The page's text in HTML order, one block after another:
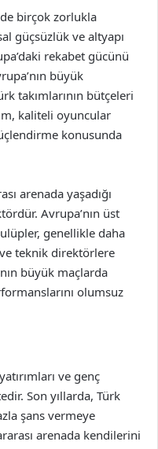
birçok zorlukla
güçsüzlük ve altyapı
rekabet gücünü
büyük
takımlarının bütçeleri
kaliteli oyuncular
konusunda
arenada yaşadığı
Avrupa’nın üst
genellikle daha
teknik direktörlere
büyük maçlarda
olumsuz
ve genç
Son yıllarda, Türk
şans vermeye
arenada kendilerini